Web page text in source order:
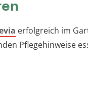
erfolgreich im
Pflegehinweise